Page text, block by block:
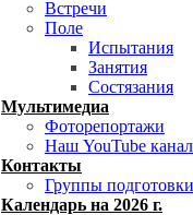
Встречи
Поле
Испытания
Занятия
Состязания
Мультимедиа
Фоторепортажи
Наш YouTube канал
Контакты
Группы подготовки
Календарь на 2026 г.